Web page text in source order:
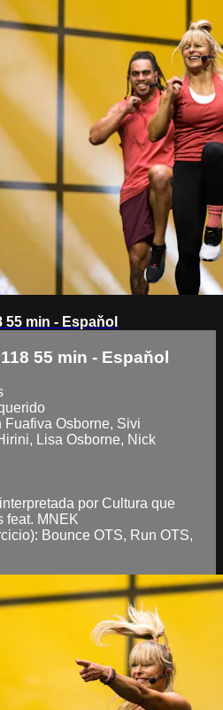
55 min - Espaňol
55 min - Espaňol
Fuafiva Osborne, Sivi
Lisa Osborne, Nick
por Cultura que
feat. MNEK
Bounce OTS, Run OTS,